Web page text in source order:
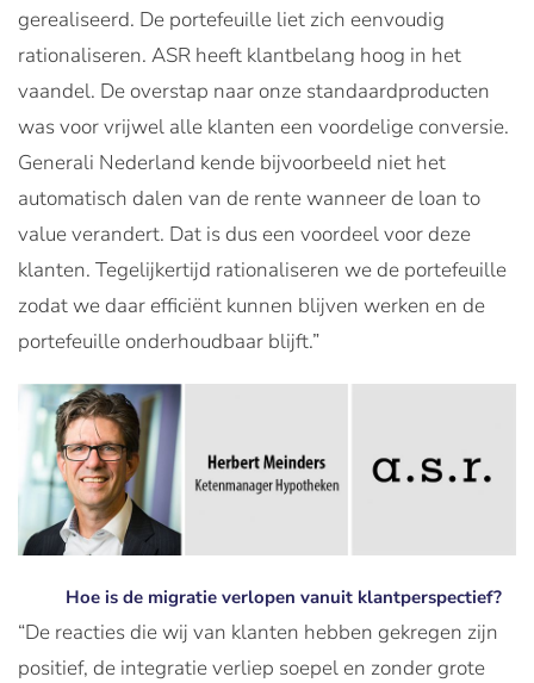
gerealiseerd. De portefeuille liet zich eenvoudig
rationaliseren. ASR heeft klantbelang hoog in het
vaandel. De overstap naar onze standaardproducten
was voor vrijwel alle klanten een voordelige conversie.
Generali Nederland kende bijvoorbeeld niet het
automatisch dalen van de rente wanneer de loan to
value verandert. Dat is dus een voordeel voor deze
klanten. Tegelijkertijd rationaliseren we de portefeuille
zodat we daar efficiënt kunnen blijven werken en de
portefeuille onderhoudbaar blijft.”
Hoe is de migratie verlopen vanuit klantperspectief?
“De reacties die wij van klanten hebben gekregen zijn
positief, de integratie verliep soepel en zonder grote